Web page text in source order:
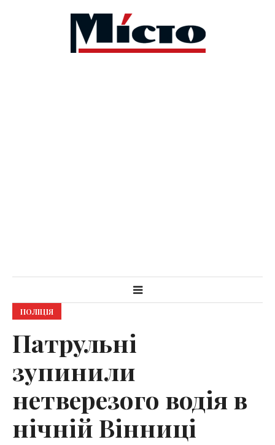
ПОЛІЦІЯ
Патрульні
зупинили
нетверезого водія в
нічній Вінниці